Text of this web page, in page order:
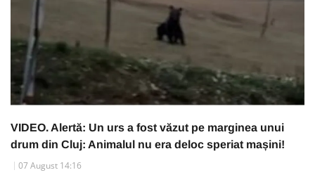
VIDEO. Alertă: Un urs a fost văzut pe marginea unui
drum din Cluj: Animalul nu era deloc speriat mașini!
07 August 14:16